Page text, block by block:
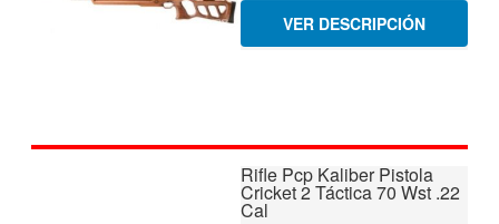
VER DESCRIPCIÓN
Rifle Pcp Kaliber Pistola
Cricket 2 Táctica 70 Wst .22
Cal